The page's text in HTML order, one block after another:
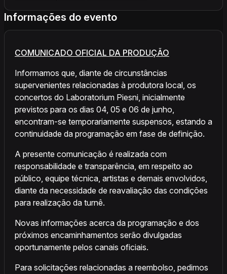
Informações do evento
COMUNICADO OFICIAL DA PRODUÇÃO
Informamos que, diante de circunstâncias
supervenientes relacionadas à produtora local, os
concertos do Laboratorium Piesni, inicialmente
previstos para os dias 04, 05 e 06 de junho,
encontram-se temporariamente suspensos, estando a
continuidade da programação em fase de definição.
A presente comunicação é realizada com
responsabilidade e transparência, em respeito ao
público, equipe técnica, artistas e demais envolvidos,
diante da necessidade de reavaliação das condições
para realização da turnê.
Novas informações acerca da programação e dos
próximos encaminhamentos serão divulgadas
oportunamente pelos canais oficiais.
Para solicitações relacionadas a reembolso, pedimos